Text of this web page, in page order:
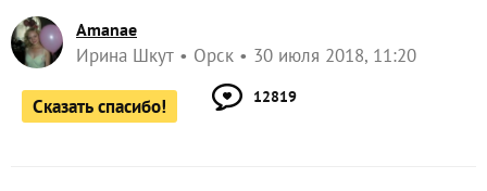
Amanae
Ирина Шкут Орск 30 июля 2018, 11:20
Сказать спасибо! 12819